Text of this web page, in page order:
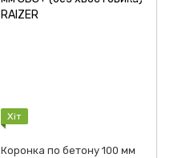
Хіт
Коронка по бетону 100 мм